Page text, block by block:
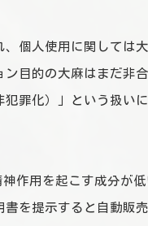
個人使用に関しては
目的の大麻はまだ非
罪化）」という扱い
作用を起こす成分が
を提示すると自動販